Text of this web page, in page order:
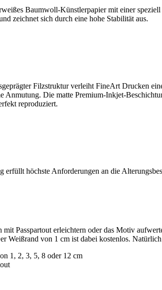
Baumwoll-Künstlerpapier mit einer
zeichnet sich durch eine hohe Stabilität aus.
Filzstruktur verleiht FineArt Drucken
Anmutung. Die matte Premium-Inkjet-
reproduziert.
erfüllt höchste Anforderungen an die
Passpartout erleichtern oder das Motiv
Weißrand von 1 cm ist dabei kostenlos.
1, 2, 3, 5, 8 oder 12 cm